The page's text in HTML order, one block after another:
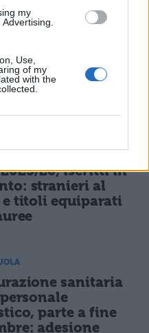
my
Use,
of my
with the
primaria 2031,
iscritti in meno:
del crollo
E UNIVERSITÀ
26, iscritti in
stranieri al
e titoli equiparati
sanitaria
parte a fine
adesione